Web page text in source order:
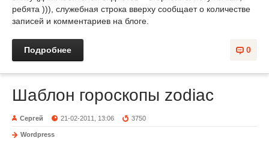
ребята ))), служебная строка вверху сообщает о количестве
записей и комментариев на блоге.
0
Подробнее
Шаблон гороскопы zodiac
Сергей 21-02-2011, 13:06 3750
Wordpress